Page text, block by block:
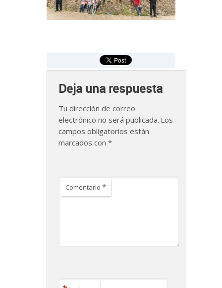
Deja una respuesta
Tu dirección de correo
electrónico no será publicada. Los
campos obligatorios están
marcados con *
Comentario *